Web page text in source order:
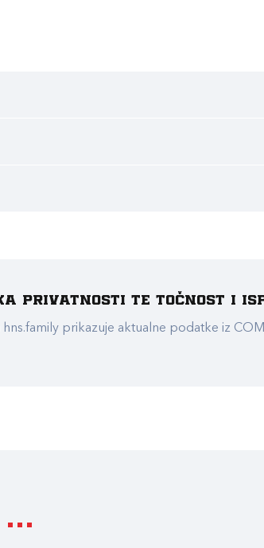
privatnosti te točnost i
hns.family prikazuje aktualne podatke iz